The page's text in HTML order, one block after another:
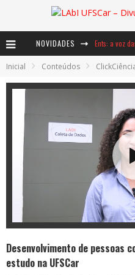
NOVIDADES Ents: a voz
Notáveis:
Inicial Conteúdos
Desenvolvimento de pessoas
estudo na UFSCar